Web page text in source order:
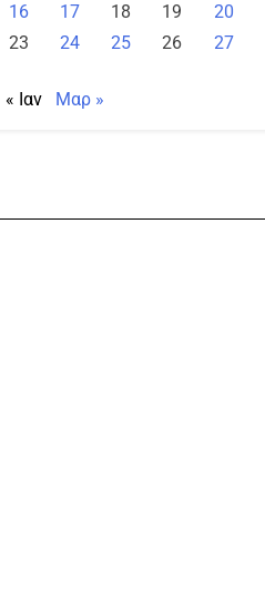
16
17 18 19 20
23
24 25 26 27
« Ιαν Μαρ »